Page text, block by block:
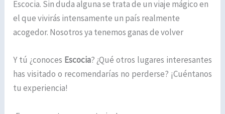
Escocia. Sin duda alguna se trata de un viaje mágico en
el que vivirás intensamente un país realmente
acogedor. Nosotros ya tenemos ganas de volver
Y tú ¿conoces Escocia? ¿Qué otros lugares interesantes
has visitado o recomendarías no perderse? ¡Cuéntanos
tu experiencia!